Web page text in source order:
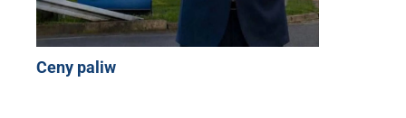
Ceny paliw